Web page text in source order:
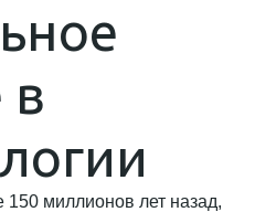
в
миллионов лет назад,